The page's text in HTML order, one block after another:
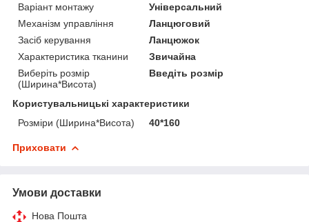
Варіант монтажу
Універсальний
Механізм управління
Ланцюговий
Засіб керування
Ланцюжок
Характеристика тканини
Звичайна
Виберіть розмір
(Ширина*Висота)
Введіть розмір
Користувальницькі характеристики
Розміри (Ширина*Висота)
40*160
Приховати
Умови доставки
Нова Пошта